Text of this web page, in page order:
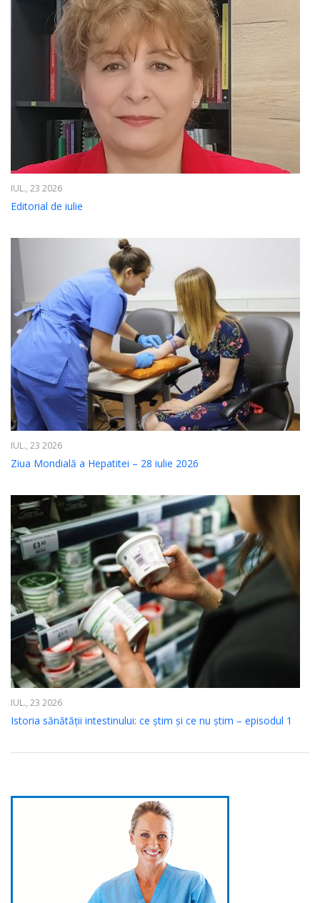
IUL., 23 2026
Editorial de iulie
IUL., 23 2026
Ziua Mondială a Hepatitei – 28 iulie 2026
IUL., 23 2026
Istoria sănătății intestinului: ce știm și ce nu știm – episodul 1